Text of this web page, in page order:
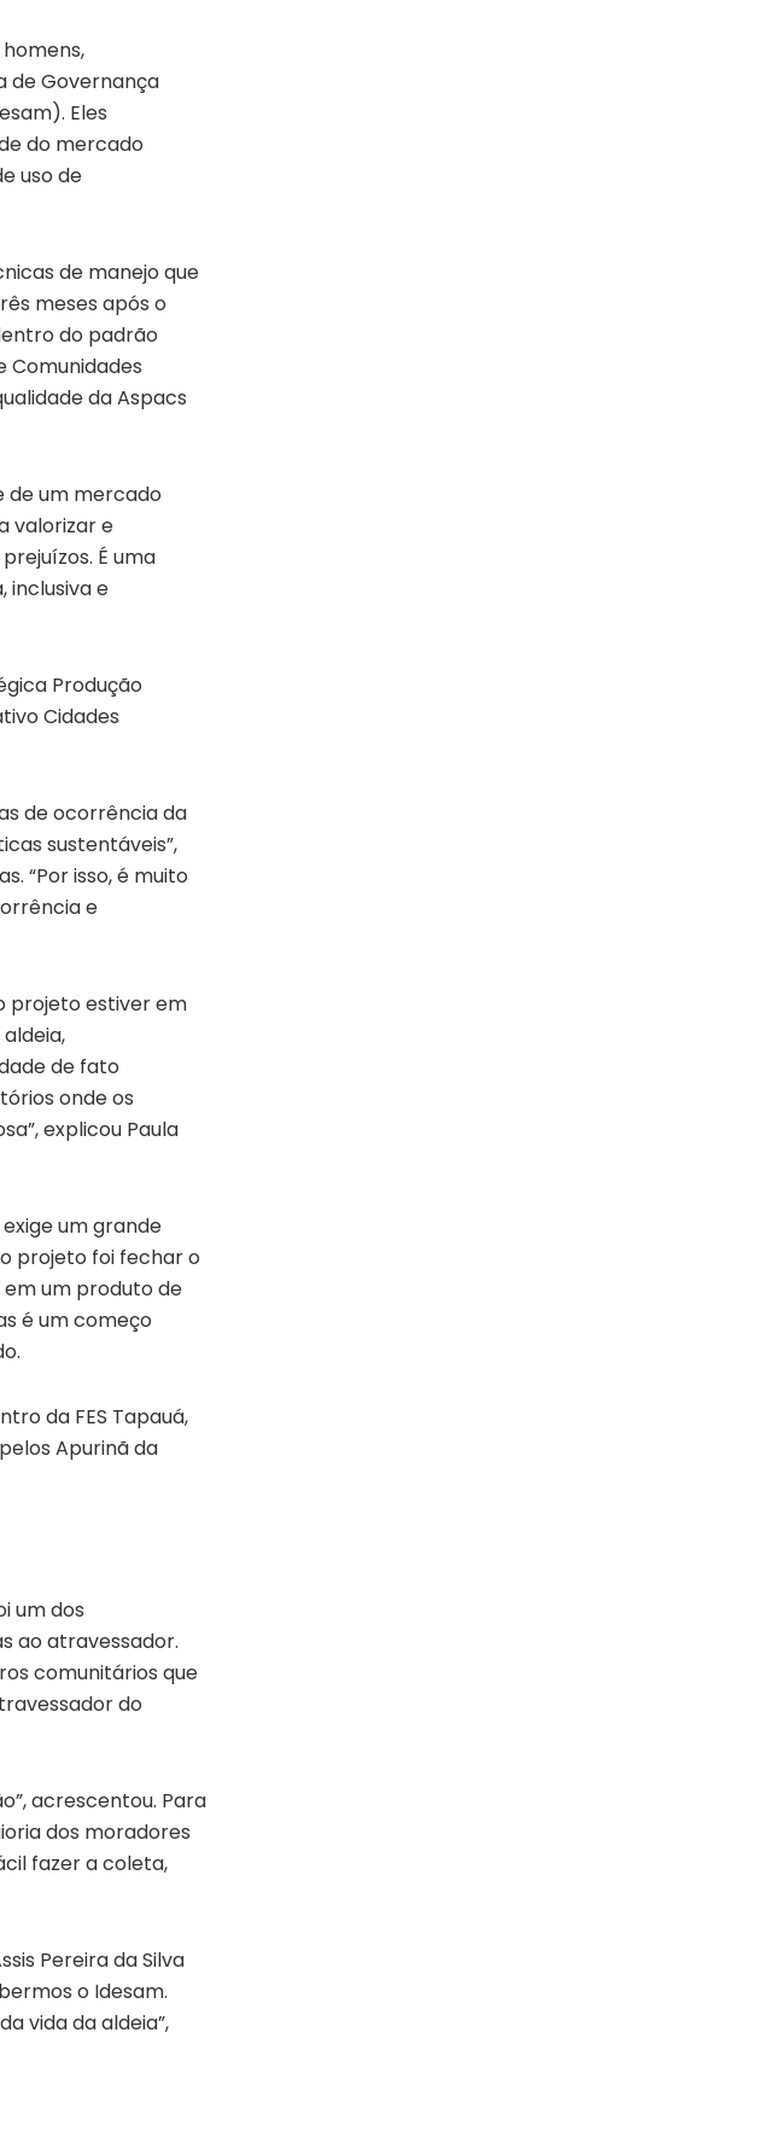
de Governança
Eles
do mercado
uso de
de manejo que
meses após o
do padrão
Comunidades
da Aspacs
de um mercado
valorizar e
É uma
inclusiva e
Produção
Cidades
de ocorrência da
sustentáveis”,
“Por isso, é muito
e
projeto estiver em
de fato
onde os
explicou Paula
um grande
projeto foi fechar o
um produto de
é um começo
da FES Tapauá,
Apurinã da
um dos
ao atravessador.
comunitários que
do
acrescentou. Para
dos moradores
fazer a coleta,
Pereira da Silva
o Idesam.
vida da aldeia”,